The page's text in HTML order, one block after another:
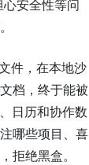
安全性等问
件，在本地沙
档，终于能被
日历和协作数
哪些项目、喜
拒绝黑盒。